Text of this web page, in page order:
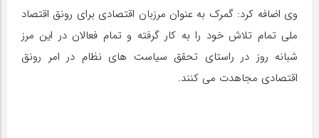
وی اضافه کرد: گمرک به عنوان مرزبان اقتصادی برای رونق اقتصاد
ملی تمام تلاش خود را به کار گرفته و تمام فعالان در این مرز
شبانه روز در راستای تحقق سیاست های نظام در امر رونق
اقتصادی مجاهدت می کنند.